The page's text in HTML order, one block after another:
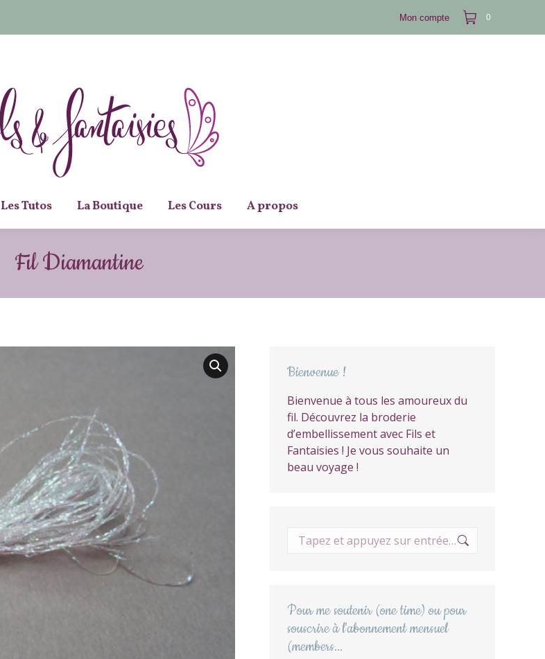
Mon compte 0
Les Tutos La Boutique Les Cours A propos
Fil Diamantine
Bienvenue !
Bienvenue à tous les amoureux du
fil. Découvrez la broderie
d’embellissement avec Fils et
Fantaisies ! Je vous souhaite un
beau voyage !
Recherche
Pour me soutenir (one time) ou pour
souscrire à l'abonnement mensuel
(members...